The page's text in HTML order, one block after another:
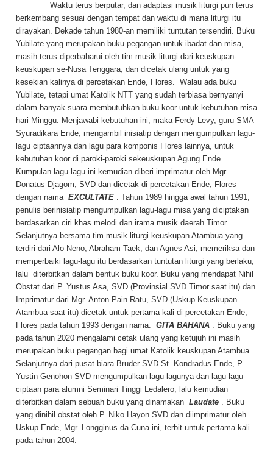
Waktu terus berputar, dan adaptasi musik liturgi pun terus
berkembang sesuai dengan tempat dan waktu di mana liturgi itu
dirayakan. Dekade tahun 1980-an memiliki tuntutan tersendiri. Buku
Yubilate yang merupakan buku pegangan untuk ibadat dan misa,
masih terus diperbaharui oleh tim musik liturgi dari keuskupan-
keuskupan se-Nusa Tenggara, dan dicetak ulang untuk yang
kesekian kalinya di percetakan Ende, Flores. Walau ada buku
Yubilate, tetapi umat Katolik NTT yang sudah terbiasa bernyanyi
dalam banyak suara membutuhkan buku koor untuk kebutuhan misa
hari Minggu. Menjawabi kebutuhan ini, maka Ferdy Levy, guru SMA
Syuradikara Ende, mengambil inisiatip dengan mengumpulkan lagu-
lagu ciptaannya dan lagu para komponis Flores lainnya, untuk
kebutuhan koor di paroki-paroki sekeuskupan Agung Ende.
Kumpulan lagu-lagu ini kemudian diberi imprimatur oleh Mgr.
Donatus Djagom, SVD dan dicetak di percetakan Ende, Flores
dengan nama EXCULTATE . Tahun 1989 hingga awal tahun 1991,
penulis berinisiatip mengumpulkan lagu-lagu misa yang diciptakan
berdasarkan ciri khas melodi dan irama musik daerah Timor.
Selanjutnya bersama tim musik liturgi keuskupan Atambua yang
terdiri dari Alo Neno, Abraham Taek, dan Agnes Asi, memeriksa dan
memperbaiki lagu-lagu itu berdasarkan tuntutan liturgi yang berlaku,
lalu diterbitkan dalam bentuk buku koor. Buku yang mendapat Nihil
Obstat dari P. Yustus Asa, SVD (Provinsial SVD Timor saat itu) dan
Imprimatur dari Mgr. Anton Pain Ratu, SVD (Uskup Keuskupan
Atambua saat itu) dicetak untuk pertama kali di percetakan Ende,
Flores pada tahun 1993 dengan nama: GITA BAHANA . Buku yang
pada tahun 2020 mengalami cetak ulang yang ketujuh ini masih
merupakan buku pegangan bagi umat Katolik keuskupan Atambua.
Selanjutnya dari pusat biara Bruder SVD St. Kondradus Ende, P.
Yustin Genohon SVD mengumpulkan lagu-lagunya dan lagu-lagu
ciptaan para alumni Seminari Tinggi Ledalero, lalu kemudian
diterbitkan dalam sebuah buku yang dinamakan Laudate . Buku
yang dinihil obstat oleh P. Niko Hayon SVD dan diimprimatur oleh
Uskup Ende, Mgr. Longginus da Cuna ini, terbit untuk pertama kali
pada tahun 2004.